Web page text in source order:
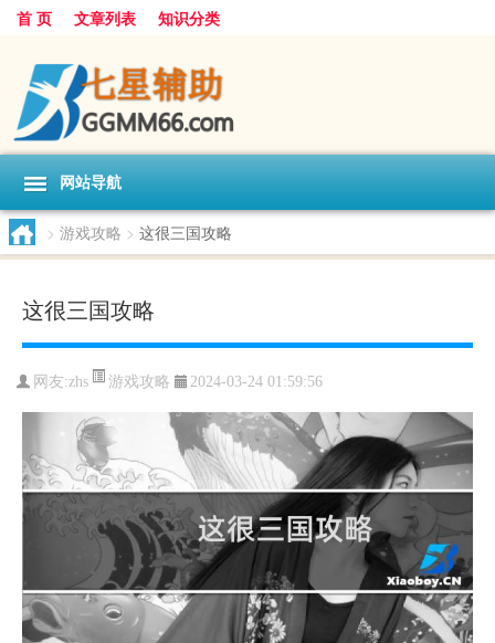
首 页 文章列表 知识分类
网站导航
> 游戏攻略 > 这很三国攻略
这很三国攻略
网友:zhs 游戏攻略 2024-03-24 01:59:56